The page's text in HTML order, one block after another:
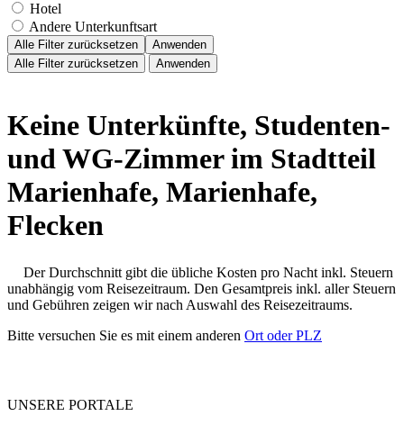
Hotel
Andere Unterkunftsart
Alle Filter zurücksetzen
Anwenden
Alle Filter zurücksetzen
Anwenden
Keine Unterkünfte, Studenten-
und WG-Zimmer im Stadtteil
Marienhafe, Marienhafe,
Flecken
Der Durchschnitt gibt die übliche Kosten pro Nacht inkl. Steuern
unabhängig vom Reisezeitraum. Den Gesamtpreis inkl. aller Steuern
und Gebühren zeigen wir nach Auswahl des Reisezeitraums.
Bitte versuchen Sie es mit einem anderen Ort oder PLZ
UNSERE PORTALE